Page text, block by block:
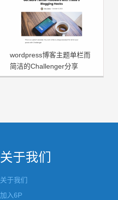
wordpress博客主题单栏而
简洁的Challenger分享
关于我们
关于我们
加入6P